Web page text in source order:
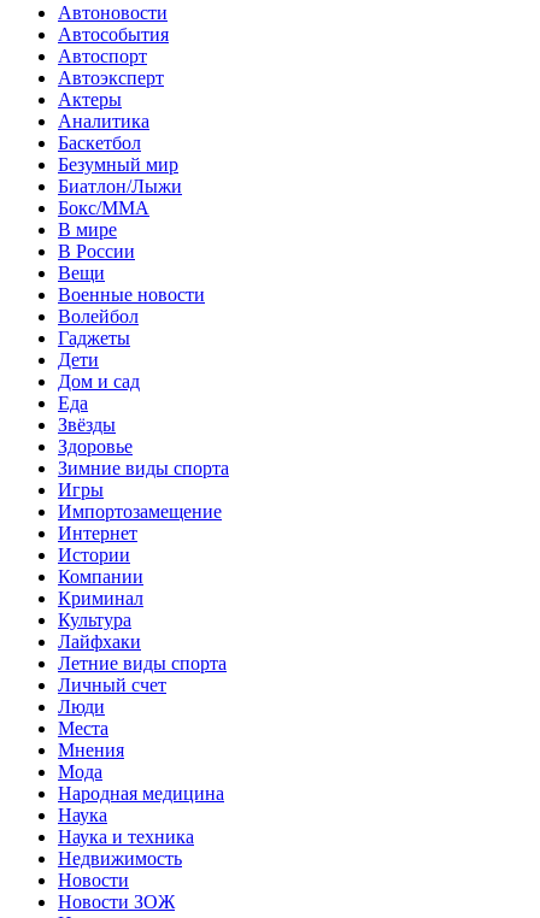
Автоновости
Автособытия
Автоспорт
Автоэксперт
Актеры
Аналитика
Баскетбол
Безумный мир
Биатлон/Лыжи
Бокс/MMA
В мире
В России
Вещи
Военные новости
Волейбол
Гаджеты
Дети
Дом и сад
Еда
Звёзды
Здоровье
Зимние виды спорта
Игры
Импортозамещение
Интернет
Истории
Компании
Криминал
Культура
Лайфхаки
Летние виды спорта
Личный счет
Люди
Места
Мнения
Мода
Народная медицина
Наука
Наука и техника
Недвижимость
Новости
Новости ЗОЖ